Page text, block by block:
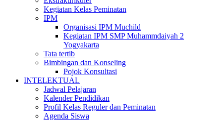
Kegiatan Kelas Peminatan
IPM
Organisasi IPM Muchild
Kegiatan IPM SMP Muhammdaiyah 2
Yogyakarta
Tata tertib
Bimbingan dan Konseling
Pojok Konsultasi
INTELEKTUAL
Jadwal Pelajaran
Kalender Pendidikan
Profil Kelas Reguler dan Peminatan
Agenda Siswa